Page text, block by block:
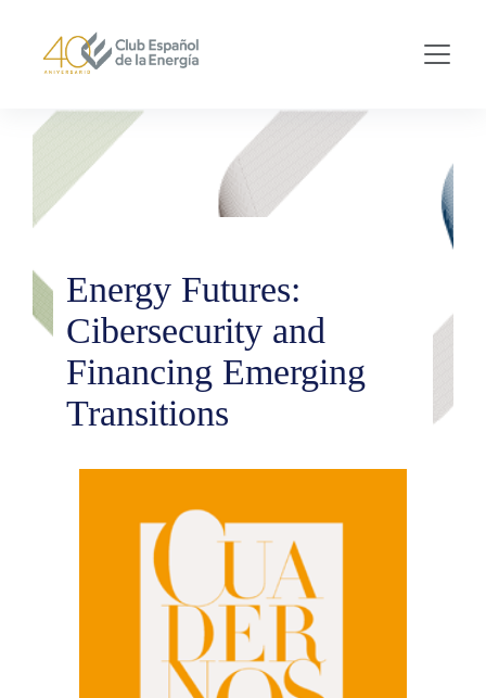
Energy Futures:
Cibersecurity and
Financing Emerging
Transitions